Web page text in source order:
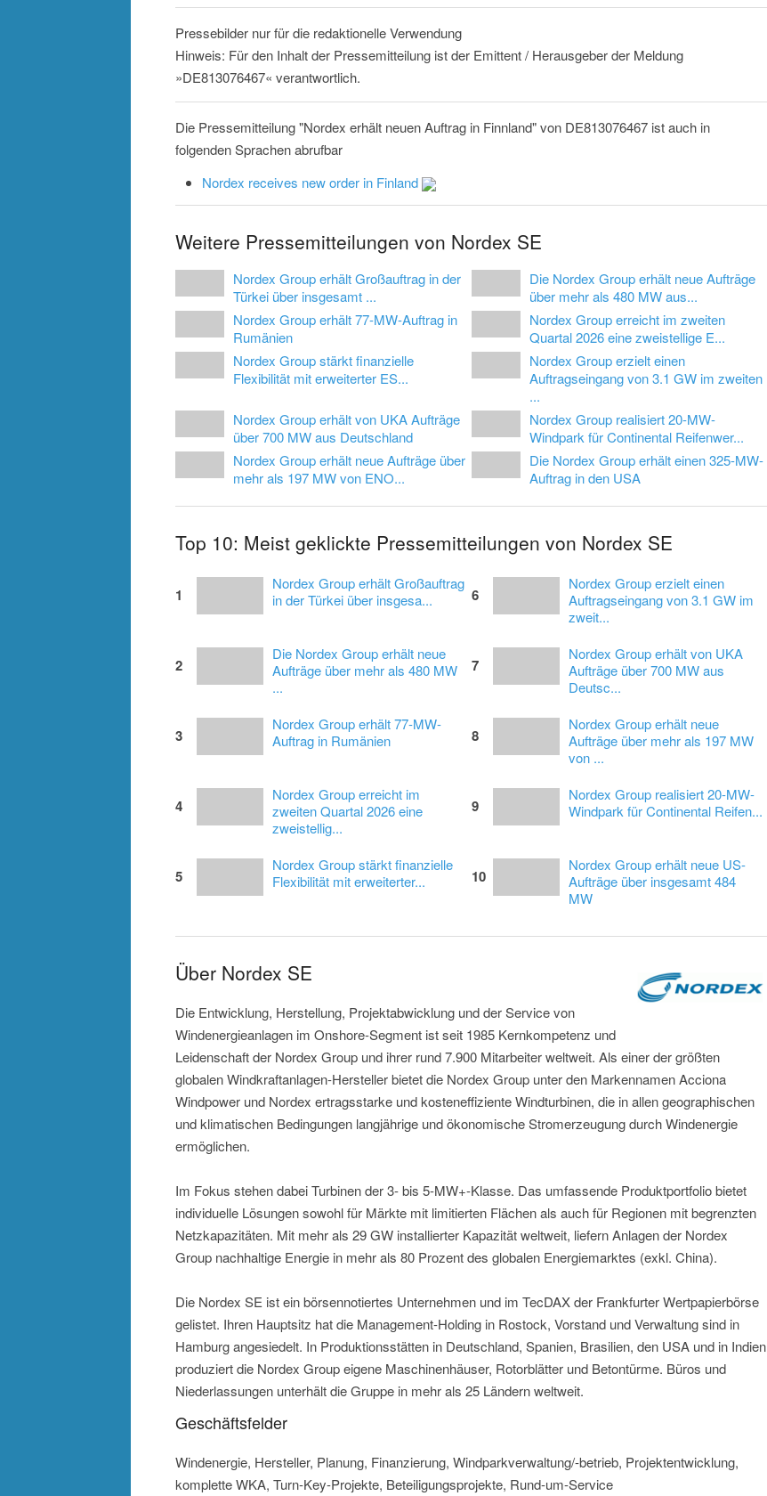
Pressebilder nur für die redaktionelle Verwendung
Hinweis: Für den Inhalt der Pressemitteilung ist der Emittent / Herausgeber der Meldung
»DE813076467« verantwortlich.
Die Pressemitteilung "Nordex erhält neuen Auftrag in Finnland" von DE813076467 ist auch in
folgenden Sprachen abrufbar
Nordex receives new order in Finland
Weitere Pressemitteilungen von Nordex SE
Nordex Group erhält Großauftrag in der
Türkei über insgesamt ...
Die Nordex Group erhält neue Aufträge
über mehr als 480 MW aus...
Nordex Group erhält 77-MW-Auftrag in
Rumänien
Nordex Group erreicht im zweiten
Quartal 2026 eine zweistellige E...
Nordex Group stärkt finanzielle
Flexibilität mit erweiterter ES...
Nordex Group erzielt einen
Auftragseingang von 3.1 GW im zweiten
...
Nordex Group erhält von UKA Aufträge
über 700 MW aus Deutschland
Nordex Group realisiert 20-MW-
Windpark für Continental Reifenwer...
Nordex Group erhält neue Aufträge über
mehr als 197 MW von ENO...
Die Nordex Group erhält einen 325-MW-
Auftrag in den USA
Top 10: Meist geklickte Pressemitteilungen von Nordex SE
1
Nordex Group erhält Großauftrag
in der Türkei über insgesa...
2
Die Nordex Group erhält neue
Aufträge über mehr als 480 MW
...
3
Nordex Group erhält 77-MW-
Auftrag in Rumänien
4
Nordex Group erreicht im
zweiten Quartal 2026 eine
zweistellig...
5
Nordex Group stärkt finanzielle
Flexibilität mit erweiterter...
6
Nordex Group erzielt einen
Auftragseingang von 3.1 GW im
zweit...
7
Nordex Group erhält von UKA
Aufträge über 700 MW aus
Deutsc...
8
Nordex Group erhält neue
Aufträge über mehr als 197 MW
von ...
9
Nordex Group realisiert 20-MW-
Windpark für Continental Reifen...
10
Nordex Group erhält neue US-
Aufträge über insgesamt 484
MW
Über Nordex SE
Die Entwicklung, Herstellung, Projektabwicklung und der Service von
Windenergieanlagen im Onshore-Segment ist seit 1985 Kernkompetenz und
Leidenschaft der Nordex Group und ihrer rund 7.900 Mitarbeiter weltweit. Als einer der größten
globalen Windkraftanlagen-Hersteller bietet die Nordex Group unter den Markennamen Acciona
Windpower und Nordex ertragsstarke und kosteneffiziente Windturbinen, die in allen geographischen
und klimatischen Bedingungen langjährige und ökonomische Stromerzeugung durch Windenergie
ermöglichen.
Im Fokus stehen dabei Turbinen der 3- bis 5-MW+-Klasse. Das umfassende Produktportfolio bietet
individuelle Lösungen sowohl für Märkte mit limitierten Flächen als auch für Regionen mit begrenzten
Netzkapazitäten. Mit mehr als 29 GW installierter Kapazität weltweit, liefern Anlagen der Nordex
Group nachhaltige Energie in mehr als 80 Prozent des globalen Energiemarktes (exkl. China).
Die Nordex SE ist ein börsennotiertes Unternehmen und im TecDAX der Frankfurter Wertpapierbörse
gelistet. Ihren Hauptsitz hat die Management-Holding in Rostock, Vorstand und Verwaltung sind in
Hamburg angesiedelt. In Produktionsstätten in Deutschland, Spanien, Brasilien, den USA und in Indien
produziert die Nordex Group eigene Maschinenhäuser, Rotorblätter und Betontürme. Büros und
Niederlassungen unterhält die Gruppe in mehr als 25 Ländern weltweit.
Geschäftsfelder
Windenergie, Hersteller, Planung, Finanzierung, Windparkverwaltung/-betrieb, Projektentwicklung,
komplette WKA, Turn-Key-Projekte, Beteiligungsprojekte, Rund-um-Service